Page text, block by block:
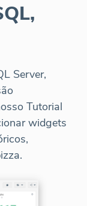
Server,
Tutorial
widgets